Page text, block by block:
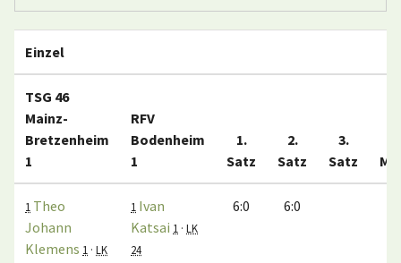
Einzel
TSG 46
Mainz-
Bretzenheim
1
RFV
Bodenheim
1
1.
Satz
2.
Satz
3.
Satz
1 Theo
Johann
Klemens 1 · LK
1 Ivan
Katsai 1 · LK
24
6:0 6:0